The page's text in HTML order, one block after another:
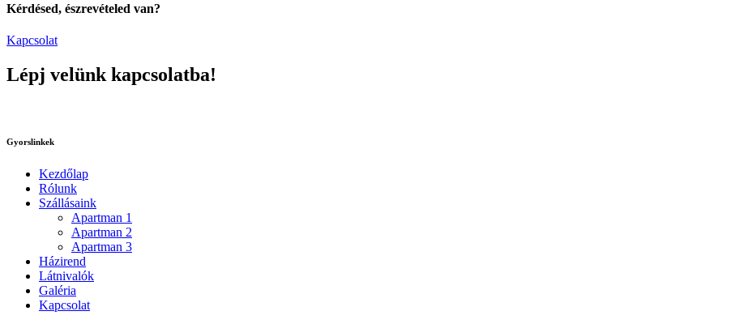
Kérdésed, észrevételed van?
Kapcsolat
Lépj velünk kapcsolatba!
Gyorslinkek
Kezdőlap
Rólunk
Szállásaink
Apartman 1
Apartman 2
Apartman 3
Házirend
Látnivalók
Galéria
Kapcsolat